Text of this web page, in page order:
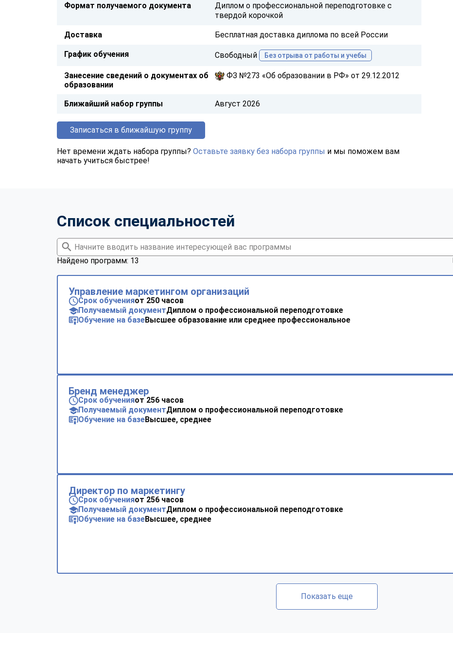
Формат получаемого документа
Диплом о профессиональной переподготовке с
твердой корочкой
Доставка Бесплатная доставка диплома по всей России
График обучения Свободный Без отрыва от работы и учебы
Занесение сведений о документах об
образовании
ФЗ №273 «Об образовании в РФ» от 29.12.2012
Ближайший набор группы Август 2026
Записаться в ближайшую группу
Нет времени ждать набора группы? Оставьте заявку без набора группы и мы поможем вам
начать учиться быстрее!
Список специальностей
Найдено программ: 13
Управление маркетингом организаций
Срок обученияот 250 часов
Получаемый документДиплом о профессиональной переподготовке
Обучение на базеВысшее образование или среднее профессиональное
Бренд менеджер
Срок обученияот 256 часов
Получаемый документДиплом о профессиональной переподготовке
Обучение на базеВысшее, среднее
Директор по маркетингу
Срок обученияот 256 часов
Получаемый документДиплом о профессиональной переподготовке
Обучение на базеВысшее, среднее
Показать еще